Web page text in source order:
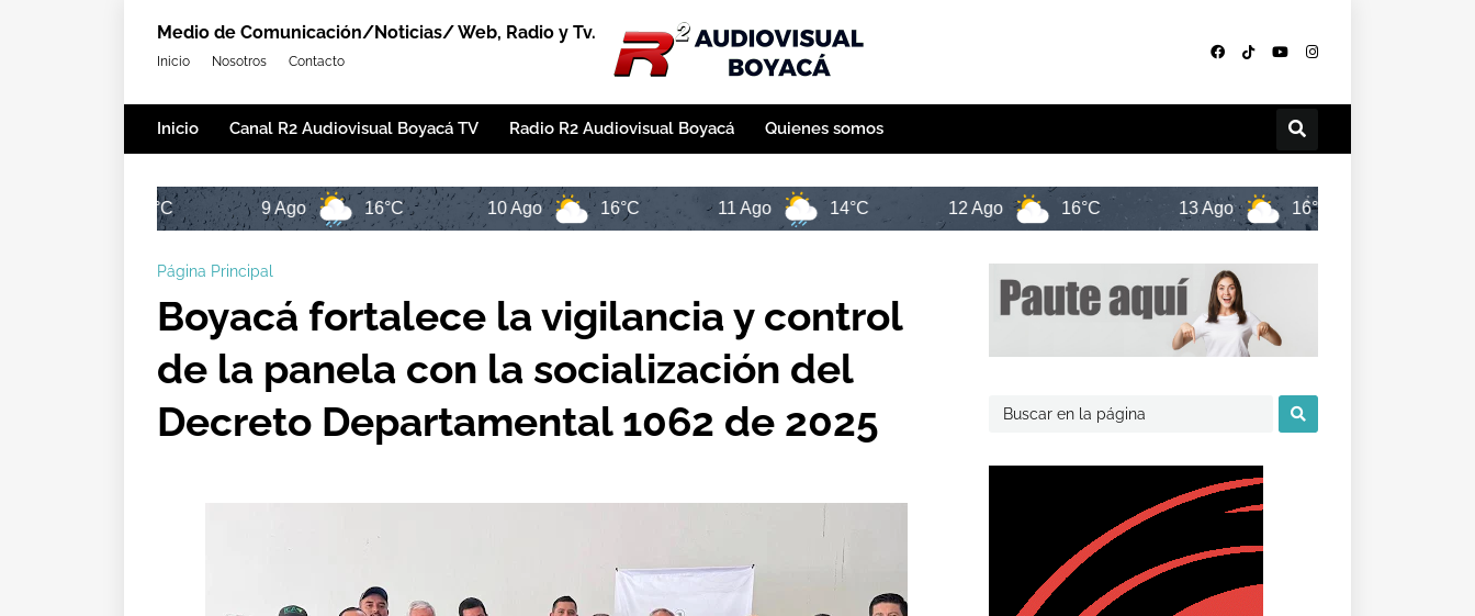
Medio de Comunicación/Noticias/ Web, Radio y Tv.
Inicio Nosotros Contacto
Inicio Canal R2 Audiovisual Boyacá TV Radio R2 Audiovisual Boyacá Quienes somos
9 Ago 16°C 10 Ago 16°C 11 Ago 14°C 12 Ago 16°C 13 Ago 16°C
Página Principal
Boyacá fortalece la vigilancia y control
de la panela con la socialización del
Decreto Departamental 1062 de 2025